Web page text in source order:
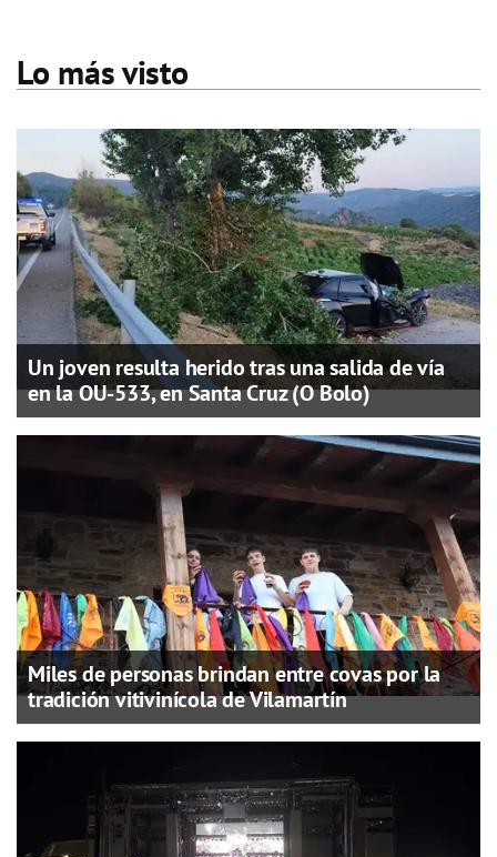
Lo más visto
Un joven resulta herido tras una salida de vía
en la OU-533, en Santa Cruz (O Bolo)
Miles de personas brindan entre covas por la
tradición vitivinícola de Vilamartín